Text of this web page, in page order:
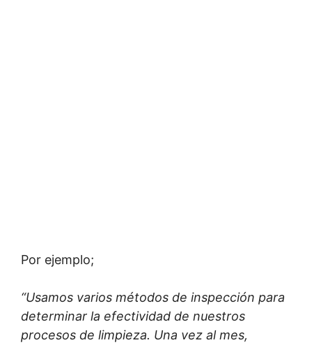
Por ejemplo;
“Usamos varios métodos de inspección para
determinar la efectividad de nuestros
procesos de limpieza. Una vez al mes,